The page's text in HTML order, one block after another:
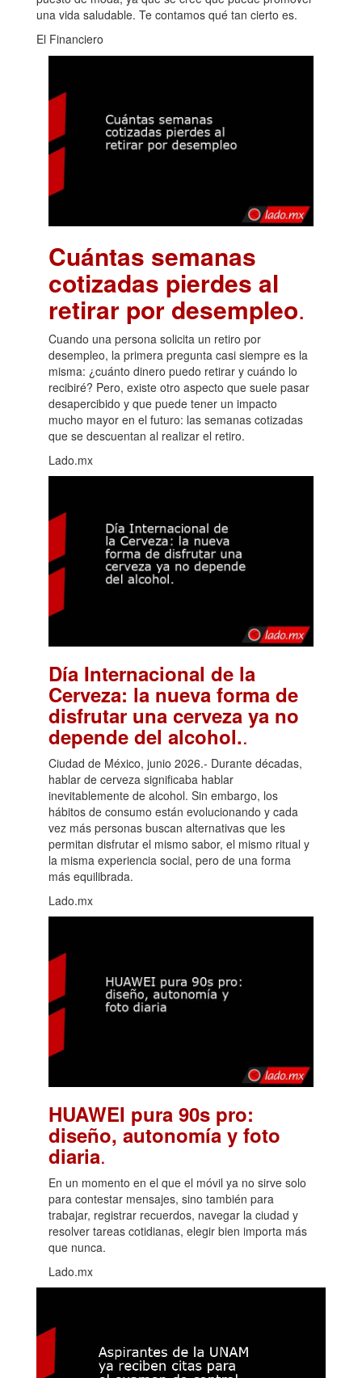
una vida saludable. Te contamos qué tan cierto es.
El Financiero
Cuántas semanas
cotizadas pierdes al
retirar por desempleo.
Cuando una persona solicita un retiro por
desempleo, la primera pregunta casi siempre es la
misma: ¿cuánto dinero puedo retirar y cuándo lo
recibiré? Pero, existe otro aspecto que suele pasar
desapercibido y que puede tener un impacto
mucho mayor en el futuro: las semanas cotizadas
que se descuentan al realizar el retiro.
Lado.mx
Día Internacional de la
Cerveza: la nueva forma de
disfrutar una cerveza ya no
depende del alcohol..
Ciudad de México, junio 2026.- Durante décadas,
hablar de cerveza significaba hablar
inevitablemente de alcohol. Sin embargo, los
hábitos de consumo están evolucionando y cada
vez más personas buscan alternativas que les
permitan disfrutar el mismo sabor, el mismo ritual y
la misma experiencia social, pero de una forma
más equilibrada.
Lado.mx
HUAWEI pura 90s pro:
diseño, autonomía y foto
diaria.
En un momento en el que el móvil ya no sirve solo
para contestar mensajes, sino también para
trabajar, registrar recuerdos, navegar la ciudad y
resolver tareas cotidianas, elegir bien importa más
que nunca.
Lado.mx